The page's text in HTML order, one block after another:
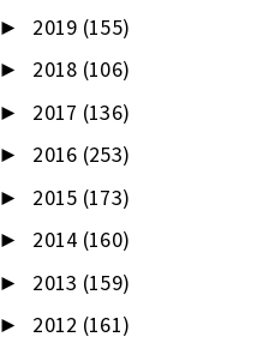
► 2019 (155)
► 2018 (106)
► 2017 (136)
► 2016 (253)
► 2015 (173)
► 2014 (160)
► 2013 (159)
► 2012 (161)